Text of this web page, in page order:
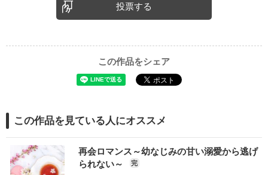
投票する
この作品をシェア
この作品を見ている人にオススメ
再会ロマンス～幼なじみの甘い溺愛から逃げ
られない～
完